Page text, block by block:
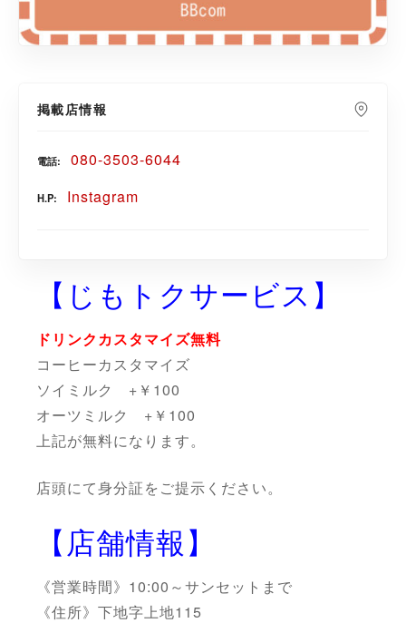
掲載店情報
電話 080-3503-6044
H.P Instagram
【じもトクサービス】
ドリンクカスタマイズ無料
コーヒーカスタマイズ
ソイミルク +￥100
オーツミルク +￥100
上記が無料になります。
店頭にて身分証をご提示ください。
【店舗情報】
《営業時間》10:00～サンセットまで
《住所》下地字上地115